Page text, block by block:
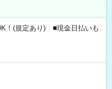
！(規定あり) ■現金日払いも